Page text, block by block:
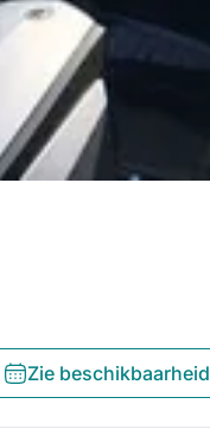
Zie beschikbaarheid